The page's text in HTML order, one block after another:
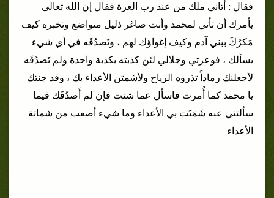
فقال : أتاني ملك من عند رب العزة فقال إن الله تعالى
يأمرك أن تأتي لمحمد وأنت صاغر ذليل متواضع وتخبره كيف
مَكرُكَ ببني آدم وكيف إغواؤك لهم ، وتَصدُقَه في أي شيء
يسألك ، فوعزتي وجلالي لئن كذبته بكذبة واحدة ولم تَصدُقَه
لأجعلنك رماداً تذروه الرياح ولأشمتن الأعداء بك ، وقد جئتك
يا محمد كما أُمرت فاسأل عما شئت فإن لم أَصدُقَك فيما
سألتني عنه شَمَتَت بي الأعداء وما شيء أصعب من شماتة
الأعداء